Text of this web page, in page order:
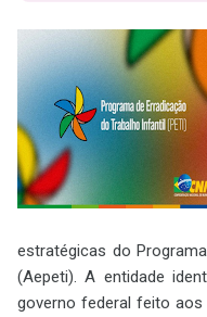
estratégicas do
(Aepeti). A entidade
governo federal feito